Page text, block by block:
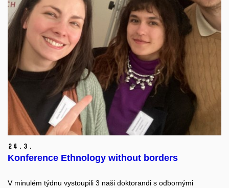
24. 3.
Konference Ethnology without borders
V minulém týdnu vystoupili 3 naši doktorandi s odbornými